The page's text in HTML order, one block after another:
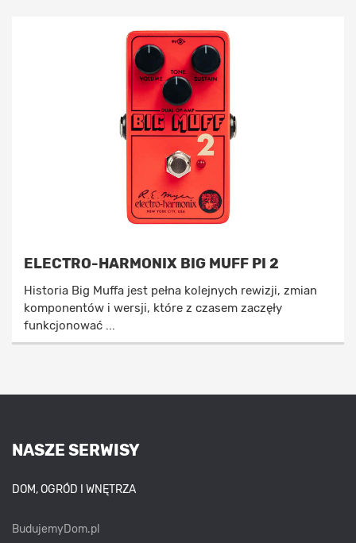
ELECTRO-HARMONIX BIG MUFF PI 2
Historia Big Muffa jest pełna kolejnych rewizji, zmian
komponentów i wersji, które z czasem zaczęły
funkcjonować ...
NASZE SERWISY
DOM, OGRÓD I WNĘTRZA
BudujemyDom.pl